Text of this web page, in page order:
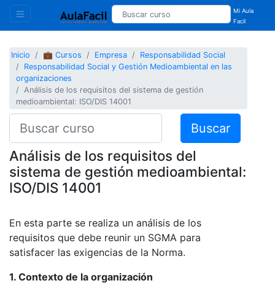
Mi Aula
Facil
Inicio 💼 Cursos Empresa
Responsabilidad Social
Responsabilidad Social y Gestión Medioambiental en las
organizaciones
Análisis de los requisitos del sistema de gestión
medioambiental: ISO/DIS 14001
Buscar
Análisis de los requisitos del
sistema de gestión medioambiental:
ISO/DIS 14001
En esta parte se realiza un análisis de los
requisitos que debe reunir un SGMA para
satisfacer las exigencias de la Norma.
1. Contexto de la organización